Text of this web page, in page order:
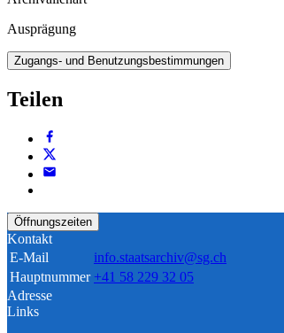
Ausprägung
Zugangs- und Benutzungsbestimmungen
Teilen
Öffnungszeiten
Kontakt
E-Mail
info.staatsarchiv@sg.ch
Hauptnummer +41 58 229 32 05
Adresse
Links